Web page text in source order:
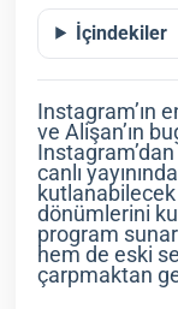
İçindekiler
Instagram’ın
ve Alişan’ın
canlı
kutlanabilecek
dönümlerini
program
hem de eski
çarpmaktan